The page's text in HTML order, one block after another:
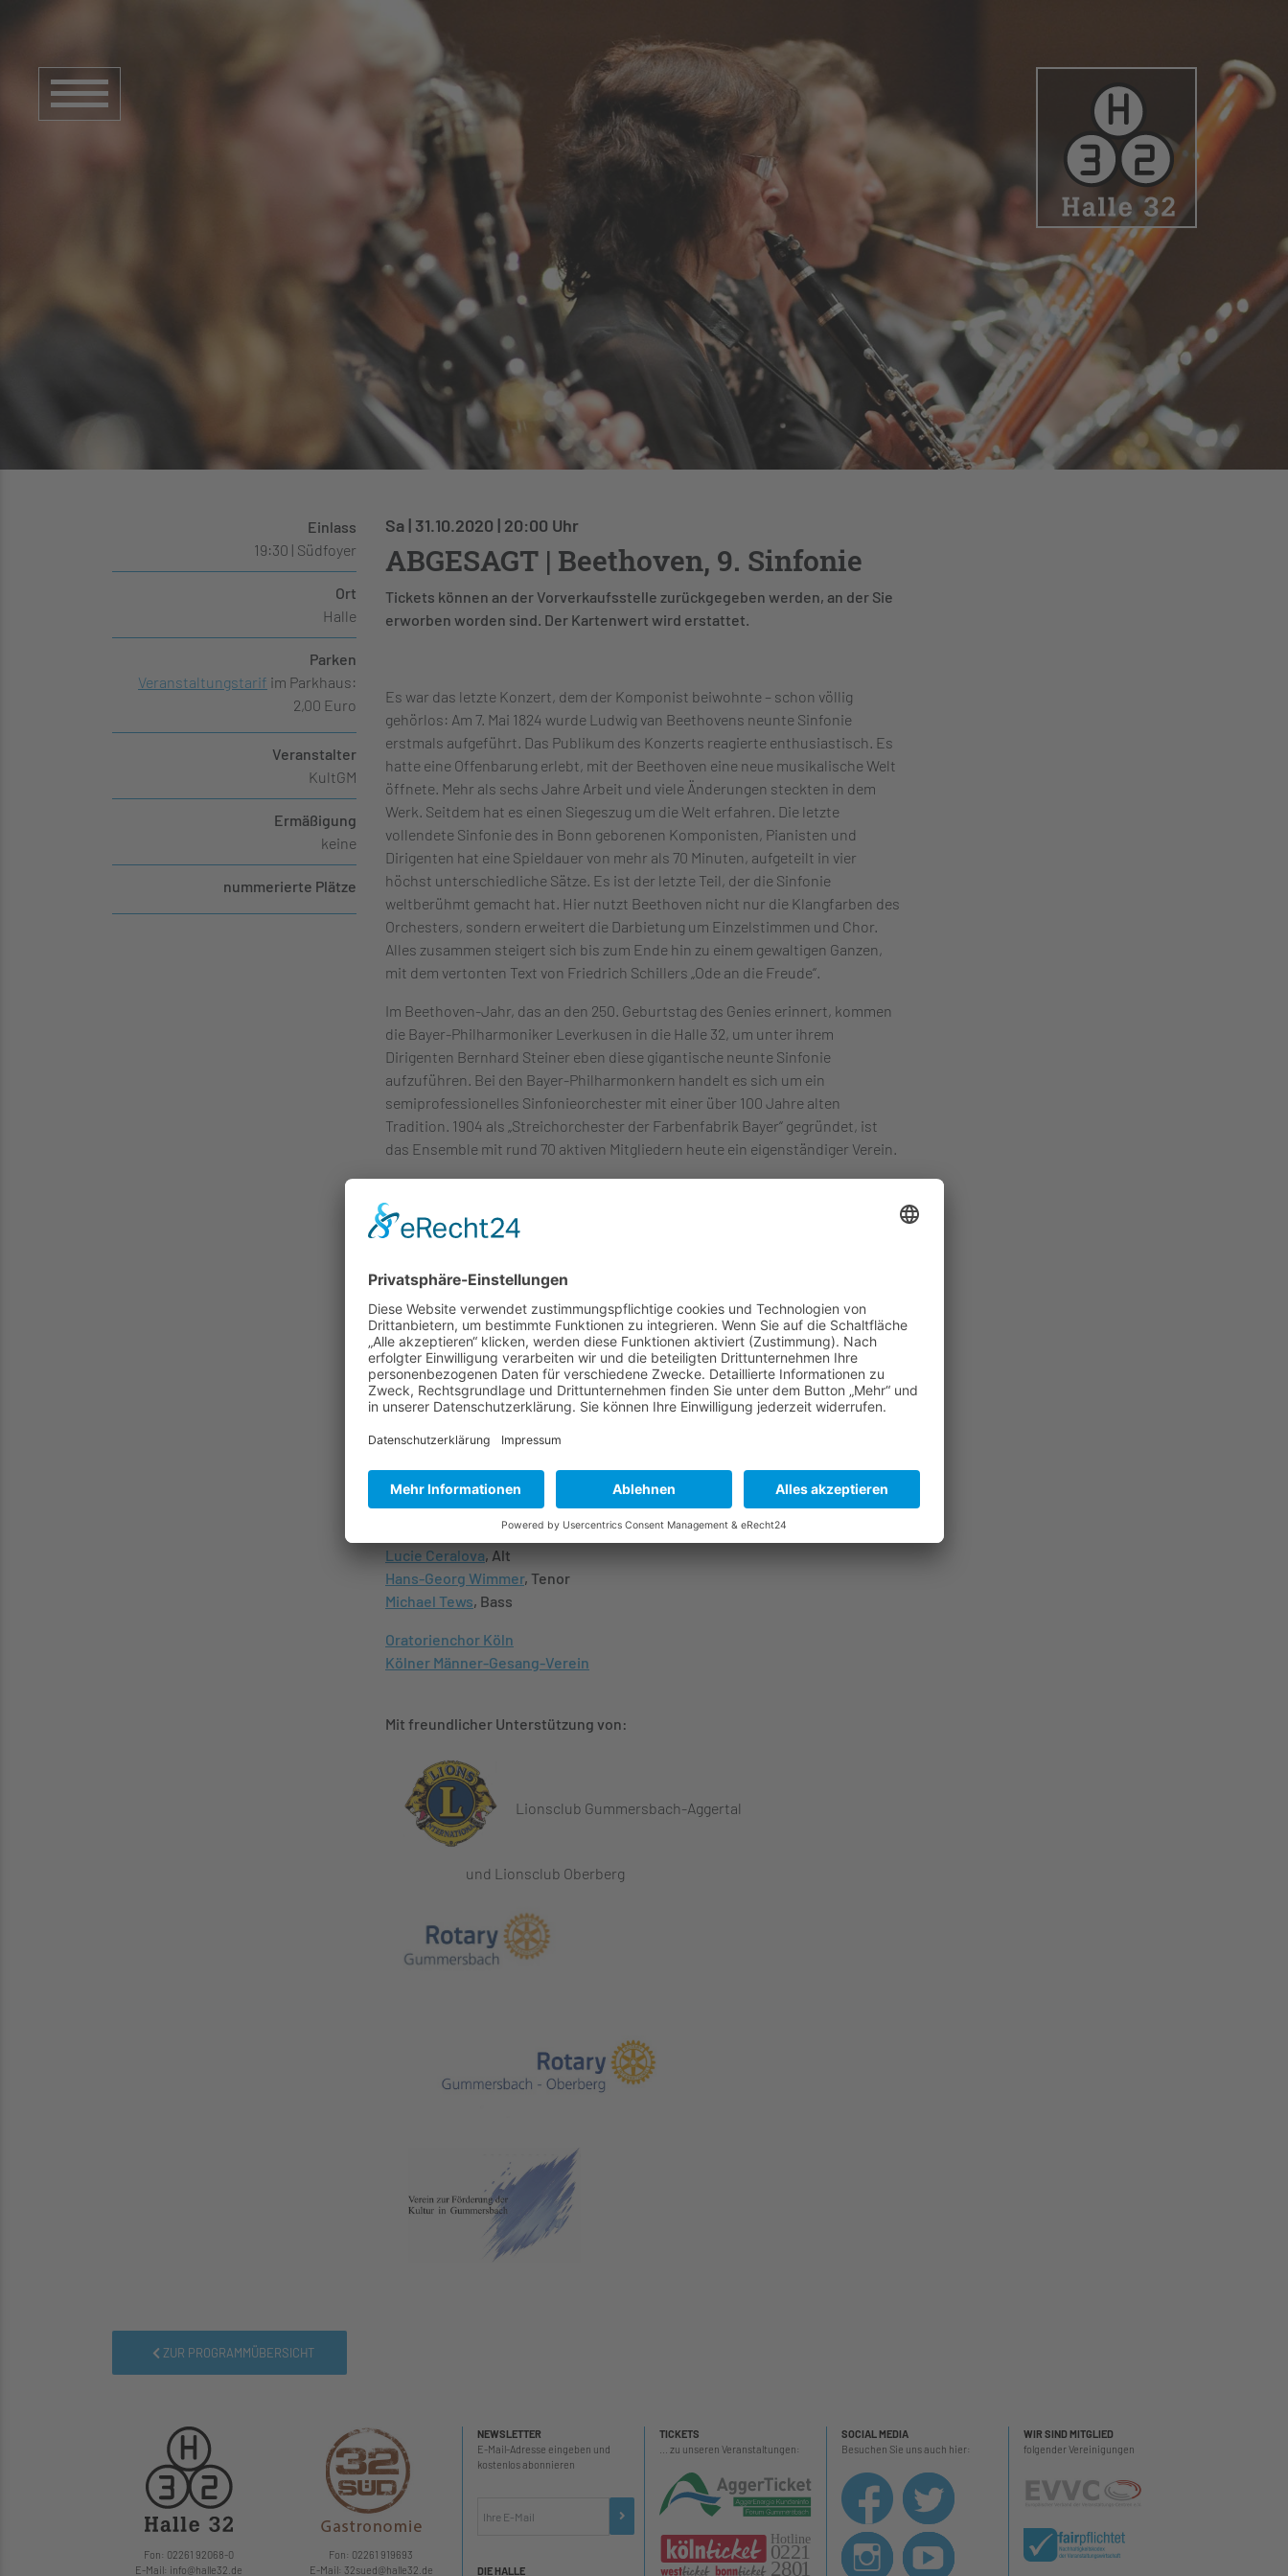
Einlass
19:30 | Südfoyer
Ort
Halle
Parken
Veranstaltungstarif im Parkhaus:
2,00 Euro
Veranstalter
KultGM
Ermäßigung
keine
nummerierte Plätze
Sa | 31.10.2020 | 20:00 Uhr
ABGESAGT | Beethoven, 9. Sinfonie
Tickets können an der Vorverkaufsstelle zurückgegeben werden, an der Sie
erworben worden sind. Der Kartenwert wird erstattet.
Es war das letzte Konzert, dem der Komponist beiwohnte – schon völlig
gehörlos: Am 7. Mai 1824 wurde Ludwig van Beethovens neunte Sinfonie
erstmals aufgeführt. Das Publikum des Konzerts reagierte enthusiastisch. Es
hatte eine Offenbarung erlebt, mit der Beethoven eine neue musikalische Welt
öffnete. Mehr als sechs Jahre Arbeit und viele Änderungen steckten in dem
Werk. Seitdem hat es einen Siegeszug um die Welt erfahren. Die letzte
vollendete Sinfonie des in Bonn geborenen Komponisten, Pianisten und
Dirigenten hat eine Spieldauer von mehr als 70 Minuten, aufgeteilt in vier
höchst unterschiedliche Sätze. Es ist der letzte Teil, der die Sinfonie
weltberühmt gemacht hat. Hier nutzt Beethoven nicht nur die Klangfarben des
Orchesters, sondern erweitert die Darbietung um Einzelstimmen und Chor.
Alles zusammen steigert sich bis zum Ende hin zu einem gewaltigen Ganzen,
mit dem vertonten Text von Friedrich Schillers „Ode an die Freude“.
Im Beethoven-Jahr, das an den 250. Geburtstag des Genies erinnert, kommen
die Bayer-Philharmoniker Leverkusen in die Halle 32, um unter ihrem
Dirigenten Bernhard Steiner eben diese gigantische neunte Sinfonie
aufzuführen. Bei den Bayer-Philharmonkern handelt es sich um ein
semiprofessionelles Sinfonieorchester mit einer über 100 Jahre alten
Tradition. 1904 als „Streichorchester der Farbenfabrik Bayer“ gegründet, ist
das Ensemble mit rund 70 aktiven Mitgliedern heute ein eigenständiger Verein.
Bühne: Sopranistin Inga-Britt Andersson, Altistin Lucie Ceralova, Tenor Hans-
Georg Wimmer und Bass Michael Tews. Dazu kommen mit dem Oratorienchor
Gesamtleitung hat Chefdirigent Bernhard Steiner, gleichzeitig Künstlerischer
Leiter des Kölner Männer-Gesang-Vereins,Musikalischer Leiter der Cäcilia
Wolkenburg in Kölnund Gastprofessor für Musiktheater an der
Kunstuniversität Graz. Es verspricht also nicht nur musikalisch ein großer
Abend zu werden, sondern es dürften selten so viele Ausführende gleichzeitig
auf der Bühne der Halle 32 gestanden haben.
Ludwig van Beethoven: Sinfonie Nr. 9 in d-moll, op 125
Bayer-Philharmoniker, Leitung:Bernhard Steiner
Solisten:
Inga-Britt Andersson, Sopran
Lucie Ceralova, Alt
Hans-Georg Wimmer, Tenor
Michael Tews, Bass
Oratorienchor Köln
Kölner Männer-Gesang-Verein
Mit freundlicher Unterstützung von:
Lionsclub Gummersbach-Aggertal
und Lionsclub Oberberg
ZUR PROGRAMMÜBERSICHT
Fon: 02261 92068-0
E-Mail: info@halle32.de
Fon: 02261 919693
E-Mail: 32sued@halle32.de
NEWSLETTER
E-Mail-Adresse eingeben und
kostenlos abonnieren
DIE HALLE
TICKETS
... zu unseren Veranstaltungen:
SOCIAL MEDIA
Besuchen Sie uns auch hier:
WIR SIND MITGLIED
folgender Vereinigungen